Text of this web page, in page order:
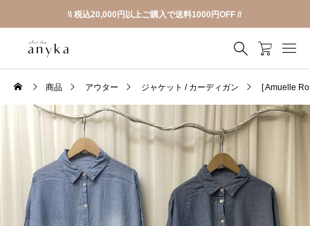
\\ 税込20,000円以上ご購入で送料1000円OFF //
商品 アウター ジャケット / カーディガン [ Amuelle